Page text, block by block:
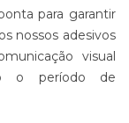
para garantir
nossos adesivos
visual
o período de